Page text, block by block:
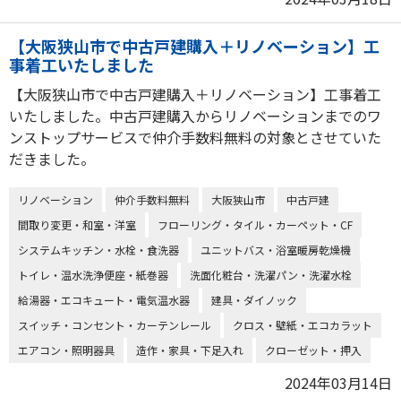
【大阪狭山市で中古戸建購入＋リノベーション】工
事着工いたしました
【大阪狭山市で中古戸建購入＋リノベーション】工事着工
いたしました。中古戸建購入からリノベーションまでのワ
ンストップサービスで仲介手数料無料の対象とさせていた
だきました。
リノベーション 仲介手数料無料 大阪狭山市
中古戸建
間取り変更・和室・洋室
フローリング・タイル・カーペット・CF
システムキッチン・水栓・食洗器
ユニットバス・浴室暖房乾燥機
トイレ・温水洗浄便座・紙巻器
洗面化粧台・洗濯パン・洗濯水栓
給湯器・エコキュート・電気温水器
建具・ダイノック
スイッチ・コンセント・カーテンレール
クロス・壁紙・エコカラット
エアコン・照明器具
造作・家具・下足入れ クローゼット・押入
2024年03月14日